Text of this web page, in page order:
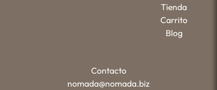
Tienda
Carrito
Blog
Contacto
nomada@nomada.biz